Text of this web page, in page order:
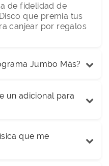
de fidelidad de
que premia tus
canjear por regalos
Jumbo Más?
un adicional para
que me